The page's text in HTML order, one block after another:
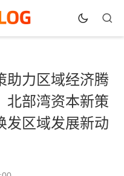
助力区域经济腾
北部湾资本新策
发区域发展新动